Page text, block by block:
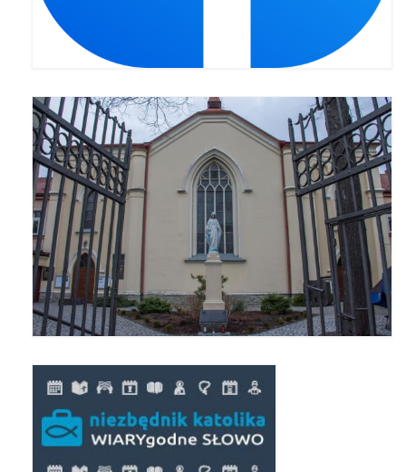
Galerie 2018
Pasterka 2018
Remont kościoła
100 lecie Niepodległości
Bal Wszystkich Świętych 2018
Triduum Św. St. Kostka 2018
Narodowy Dzień Pamięci “Żołnierzy
Wyklętych” 2018
Galerie 2017
Wprowadzenie nowego Proboszcza
Imieniny kapłana